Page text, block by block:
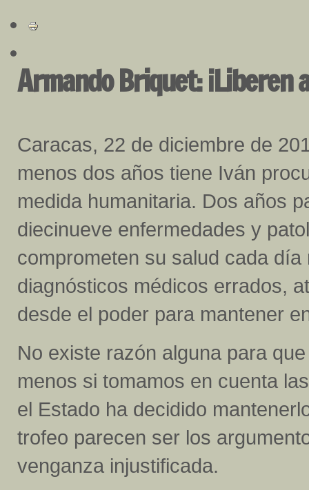
Armando Briquet: ¡Liberen
Caracas, 22 de diciembre de
menos dos años tiene Iván
medida humanitaria. Dos años
diecinueve enfermedades y
comprometen su salud cada
diagnósticos médicos errados,
desde el poder para mantener
No existe razón alguna para
menos si tomamos en cuenta
el Estado ha decidido
trofeo parecen ser los
venganza injustificada.